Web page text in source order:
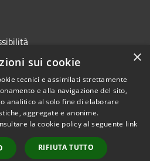
Copyright © 2026 • Comune di
Caltanissetta • Powered by
Municipium•Accesso
redazione
×
sui cookie
tecnici e assimilati strettamente
e alla navigazione del sito,
analitico al solo fine di elaborare
aggregate e anonime.
la cookie policy al seguente link
RIFIUTA TUTTO